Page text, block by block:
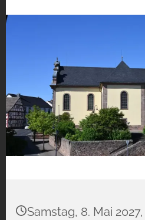
Samstag, 8. Mai